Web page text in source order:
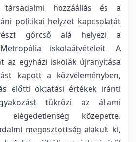
társadalmi hozzáállás és a
politikai helyzet kapcsolatát
górcső alá helyezi a
iskolaátvételeit. A
az egyházi iskolák újranyitása
kapott a közvéleményben,
előtti oktatási értékek iránti
tükrözi az állami
elégedetlenség közepette.
megosztottság alakult ki,